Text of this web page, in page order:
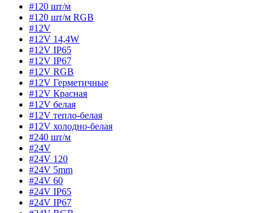
#120 шт/м
#120 шт/м RGB
#12V
#12V 14,4W
#12V IP65
#12V IP67
#12V RGB
#12V Герметичные
#12V Красная
#12V белая
#12V тепло-белая
#12V холодно-белая
#240 шт/м
#24V
#24V 120
#24V 5mm
#24V 60
#24V IP65
#24V IP67